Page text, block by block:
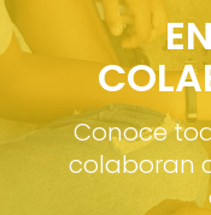
Conoce
colaboran